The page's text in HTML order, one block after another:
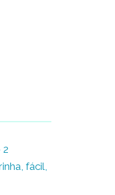
2
fácil,